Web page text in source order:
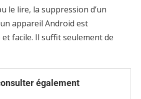
le lire, la suppression d’un
appareil Android est
facile. Il suffit seulement de
également